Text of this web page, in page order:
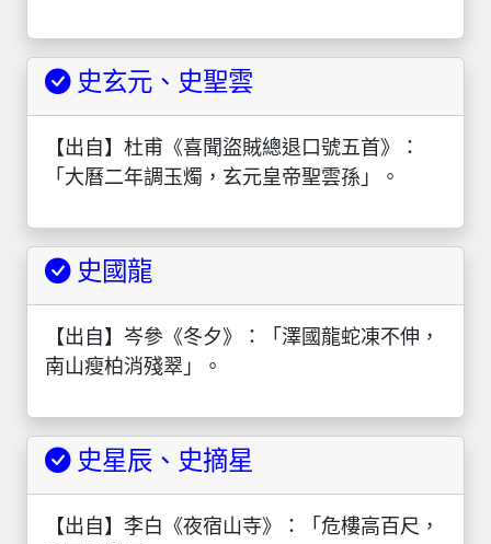
史玄元、史聖雲
【出自】杜甫《喜聞盜賊總退口號五首》：
「大曆二年調玉燭，玄元皇帝聖雲孫」。
史國龍
【出自】岑參《冬夕》：「澤國龍蛇凍不伸，
南山瘦柏消殘翠」。
史星辰、史摘星
【出自】李白《夜宿山寺》：「危樓高百尺，